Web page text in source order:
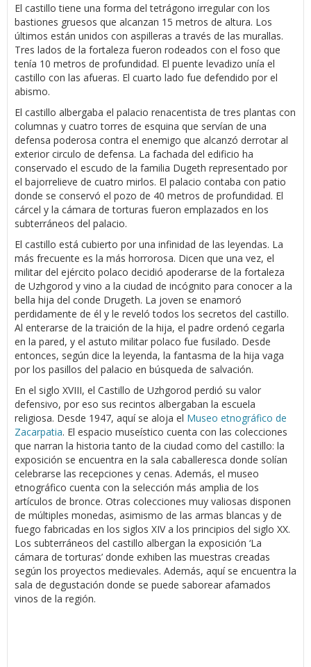
El castillo tiene una forma del tetrágono irregular con los
bastiones gruesos que alcanzan 15 metros de altura. Los
últimos están unidos con aspilleras a través de las murallas.
Tres lados de la fortaleza fueron rodeados con el foso que
tenía 10 metros de profundidad. El puente levadizo unía el
castillo con las afueras. El cuarto lado fue defendido por el
abismo.
El castillo albergaba el palacio renacentista de tres plantas con
columnas y cuatro torres de esquina que servían de una
defensa poderosa contra el enemigo que alcanzó derrotar al
exterior circulo de defensa. La fachada del edificio ha
conservado el escudo de la familia Dugeth representado por
el bajorrelieve de cuatro mirlos. El palacio contaba con patio
donde se conservó el pozo de 40 metros de profundidad. El
cárcel y la cámara de torturas fueron emplazados en los
subterráneos del palacio.
El castillo está cubierto por una infinidad de las leyendas. La
más frecuente es la más horrorosa. Dicen que una vez, el
militar del ejército polaco decidió apoderarse de la fortaleza
de Uzhgorod y vino a la ciudad de incógnito para conocer a la
bella hija del conde Drugeth. La joven se enamoró
perdidamente de él y le reveló todos los secretos del castillo.
Al enterarse de la traición de la hija, el padre ordenó cegarla
en la pared, y el astuto militar polaco fue fusilado. Desde
entonces, según dice la leyenda, la fantasma de la hija vaga
por los pasillos del palacio en búsqueda de salvación.
En el siglo XVIII, el Castillo de Uzhgorod perdió su valor
defensivo, por eso sus recintos albergaban la escuela
religiosa. Desde 1947, aquí se aloja el Museo etnográfico de
Zacarpatia. El espacio museístico cuenta con las colecciones
que narran la historia tanto de la ciudad como del castillo: la
exposición se encuentra en la sala caballeresca donde solían
celebrarse las recepciones y cenas. Además, el museo
etnográfico cuenta con la selección más amplia de los
artículos de bronce. Otras colecciones muy valiosas disponen
de múltiples monedas, asimismo de las armas blancas y de
fuego fabricadas en los siglos XIV a los principios del siglo XX.
Los subterráneos del castillo albergan la exposición ‘La
cámara de torturas’ donde exhiben las muestras creadas
según los proyectos medievales. Además, aquí se encuentra la
sala de degustación donde se puede saborear afamados
vinos de la región.